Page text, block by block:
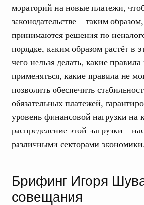
мораторий на новые платежи,
законодательстве – таким
принимаются решения по
порядке, каким образом растёт в
чего нельзя делать, какие
применяться, какие правила не
позволить обеспечить
обязательных платежей,
уровень финансовой нагрузки на
распределение этой нагрузки –
различными секторами
Брифинг Игоря
совещания